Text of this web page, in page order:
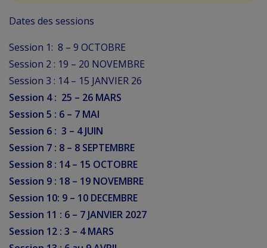
Dates des sessions
Session 1: 8 – 9 OCTOBRE
Session 2 : 19 – 20 NOVEMBRE
Session 3 : 14 – 15 JANVIER 26
Session 4 : 25 – 26 MARS
Session 5 : 6 – 7 MAI
Session 6 : 3 – 4 JUIN
Session 7 : 8 – 8 SEPTEMBRE
Session 8 : 14 – 15 OCTOBRE
Session 9 : 18 – 19 NOVEMBRE
Session 10: 9 – 10 DECEMBRE
Session 11 : 6 – 7 JANVIER 2027
Session 12 : 3 – 4 MARS